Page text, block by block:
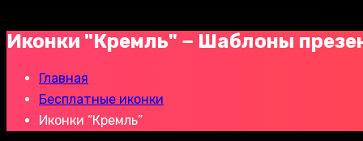
Иконки "Кремль" − Шаблоны
Главная
Бесплатные иконки
Иконки “Кремль”